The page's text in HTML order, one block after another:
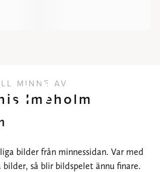
MINNE AV
Imeholm
bilder från minnessidan. Var med
bilder, så blir bildspelet ännu finare.